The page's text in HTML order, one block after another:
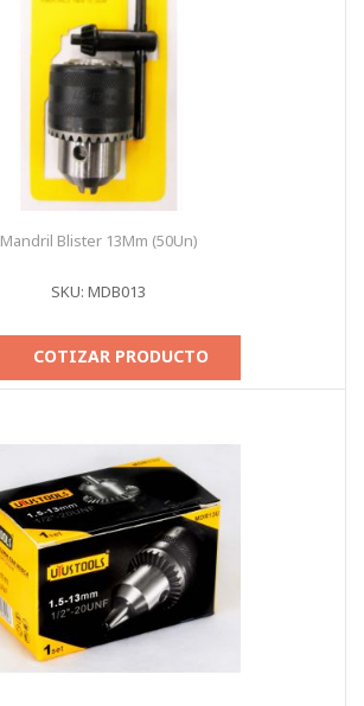
Mandril Blister 13Mm (50Un)
SKU: MDB013
COTIZAR PRODUCTO